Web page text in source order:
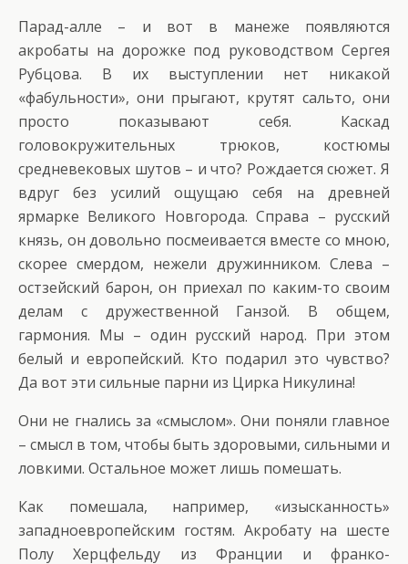
Парад-алле – и вот в манеже появляются
акробаты на дорожке под руководством Сергея
Рубцова. В их выступлении нет никакой
«фабульности», они прыгают, крутят сальто, они
просто показывают себя. Каскад
головокружительных трюков, костюмы
средневековых шутов – и что? Рождается сюжет. Я
вдруг без усилий ощущаю себя на древней
ярмарке Великого Новгорода. Справа – русский
князь, он довольно посмеивается вместе со мною,
скорее смердом, нежели дружинником. Слева –
остзейский барон, он приехал по каким-то своим
делам с дружественной Ганзой. В общем,
гармония. Мы – один русский народ. При этом
белый и европейский. Кто подарил это чувство?
Да вот эти сильные парни из Цирка Никулина!
Они не гнались за «смыслом». Они поняли главное
– смысл в том, чтобы быть здоровыми, сильными и
ловкими. Остальное может лишь помешать.
Как помешала, например, «изысканность»
западноевропейским гостям. Акробату на шесте
Полу Херцфельду из Франции и франко-